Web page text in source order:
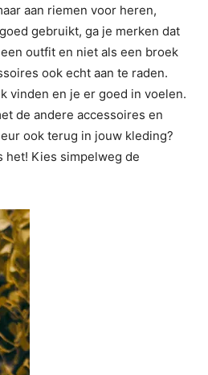
aan riemen voor heren,
gebruikt, ga je merken dat
outfit en niet als een broek
ook echt aan te raden.
vinden en je er goed in voelen.
de andere accessoires en
ook terug in jouw kleding?
het! Kies simpelweg de